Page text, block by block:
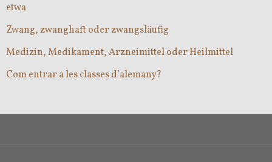
etwa
Zwang, zwanghaft oder zwangsläufig
Medizin, Medikament, Arzneimittel oder Heilmittel
Com entrar a les classes d’alemany?